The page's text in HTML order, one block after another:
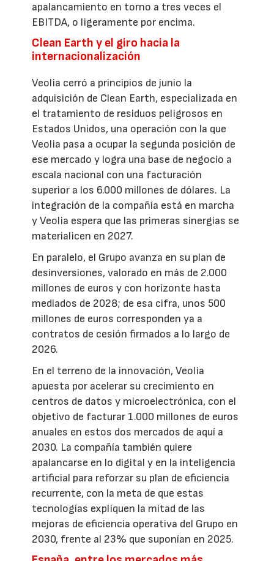
apalancamiento en torno a tres veces el
EBITDA, o ligeramente por encima.
Clean Earth y el giro hacia la
internacionalización
Veolia cerró a principios de junio la
adquisición de Clean Earth, especializada en
el tratamiento de residuos peligrosos en
Estados Unidos, una operación con la que
Veolia pasa a ocupar la segunda posición de
ese mercado y logra una base de negocio a
escala nacional con una facturación
superior a los 6.000 millones de dólares. La
integración de la compañía está en marcha
y Veolia espera que las primeras sinergias se
materialicen en 2027.
En paralelo, el Grupo avanza en su plan de
desinversiones, valorado en más de 2.000
millones de euros y con horizonte hasta
mediados de 2028; de esa cifra, unos 500
millones de euros corresponden ya a
contratos de cesión firmados a lo largo de
2026.
En el terreno de la innovación, Veolia
apuesta por acelerar su crecimiento en
centros de datos y microelectrónica, con el
objetivo de facturar 1.000 millones de euros
anuales en estos dos mercados de aquí a
2030. La compañía también quiere
apalancarse en lo digital y en la inteligencia
artificial para reforzar su plan de eficiencia
recurrente, con la meta de que estas
tecnologías expliquen la mitad de las
mejoras de eficiencia operativa del Grupo en
2030, frente al 23% que suponían en 2025.